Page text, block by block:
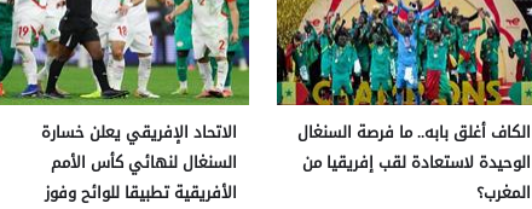
الكاف أغلق بابه.. ما فرصة السنغال
الوحيدة لاستعادة لقب إفريقيا من
المغرب؟
الاتحاد الإفريقي يعلن خسارة
السنغال لنهائي كأس الأمم
الأفريقية تطبيقا للوائح وفوز